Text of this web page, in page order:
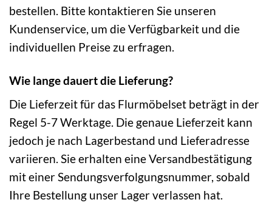
bestellen. Bitte kontaktieren Sie unseren
Kundenservice, um die Verfügbarkeit und die
individuellen Preise zu erfragen.
Wie lange dauert die Lieferung?
Die Lieferzeit für das Flurmöbelset beträgt in der
Regel 5-7 Werktage. Die genaue Lieferzeit kann
jedoch je nach Lagerbestand und Lieferadresse
variieren. Sie erhalten eine Versandbestätigung
mit einer Sendungsverfolgungsnummer, sobald
Ihre Bestellung unser Lager verlassen hat.